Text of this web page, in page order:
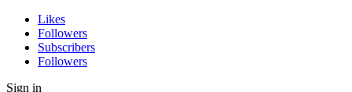
Likes
Followers
Subscribers
Followers
Sign in